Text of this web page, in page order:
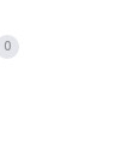
0